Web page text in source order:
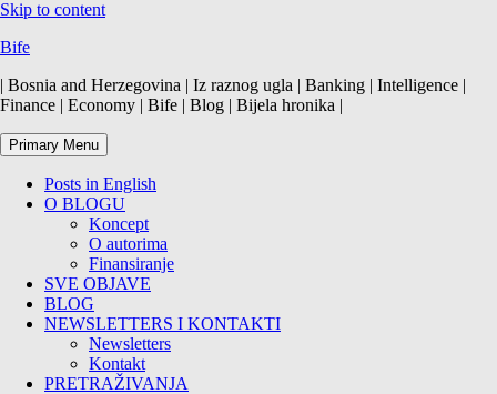
Skip to content
Bife
| Bosnia and Herzegovina | Iz raznog ugla | Banking | Intelligence |
Finance | Economy | Bife | Blog | Bijela hronika |
Primary Menu
Posts in English
O BLOGU
Koncept
O autorima
Finansiranje
SVE OBJAVE
BLOG
NEWSLETTERS I KONTAKTI
Newsletters
Kontakt
PRETRAŽIVANJA